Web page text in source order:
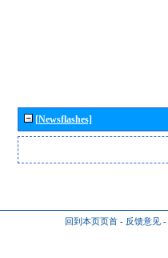
[Newsflashes]
回到本页页首 - 反馈意见 -